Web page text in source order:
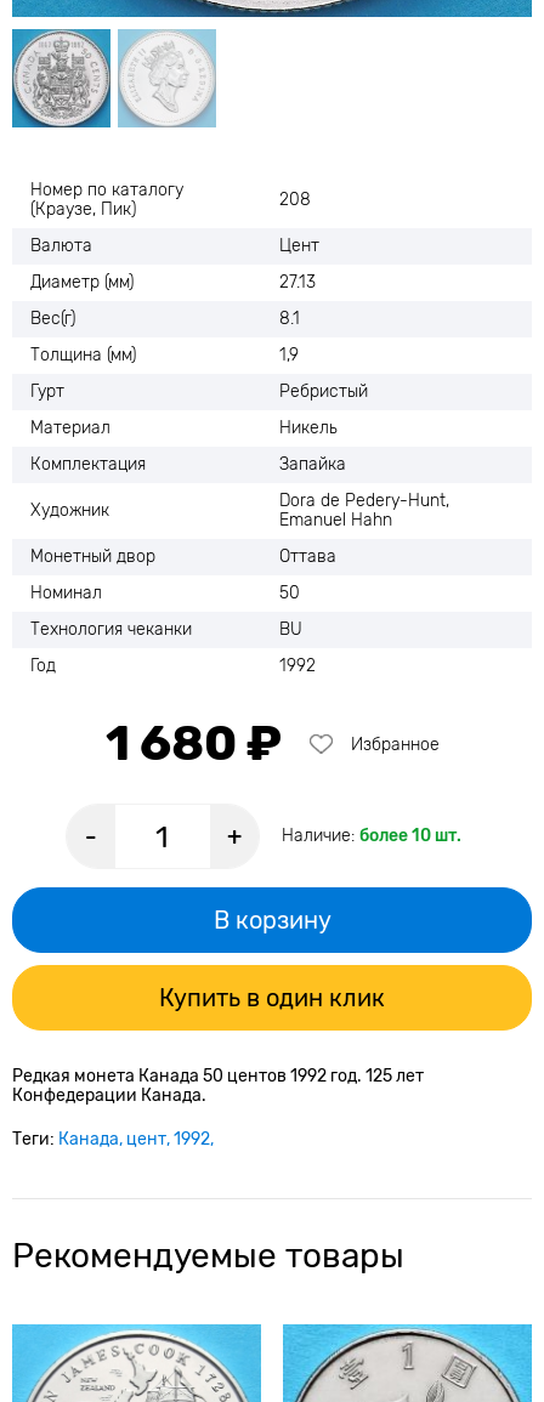
Номер по каталогу
(Краузе, Пик)
208
Валюта
Цент
Диаметр (мм)
27.13
Вес(г)
8.1
Толщина (мм)
1,9
Гурт
Ребристый
Материал
Никель
Комплектация
Запайка
Художник
Dora de Pedery-Hunt,
Emanuel Hahn
Монетный двор
Оттава
Номинал
50
Технология чеканки
BU
Год
1992
1 680 ₽ Избранное
- + Наличие: более 10 шт.
В корзину
Купить в один клик
Редкая монета Канада 50 центов 1992 год. 125 лет
Конфедерации Канада.
Теги: Канада цент 1992
Рекомендуемые товары